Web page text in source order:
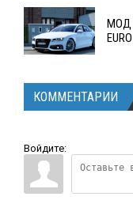
МОД
КОММЕНТАРИИ
Войдите: